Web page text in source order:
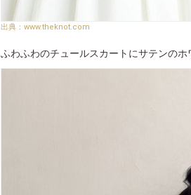
www.theknot.com
ふわふわのチュールスカートにサテンの